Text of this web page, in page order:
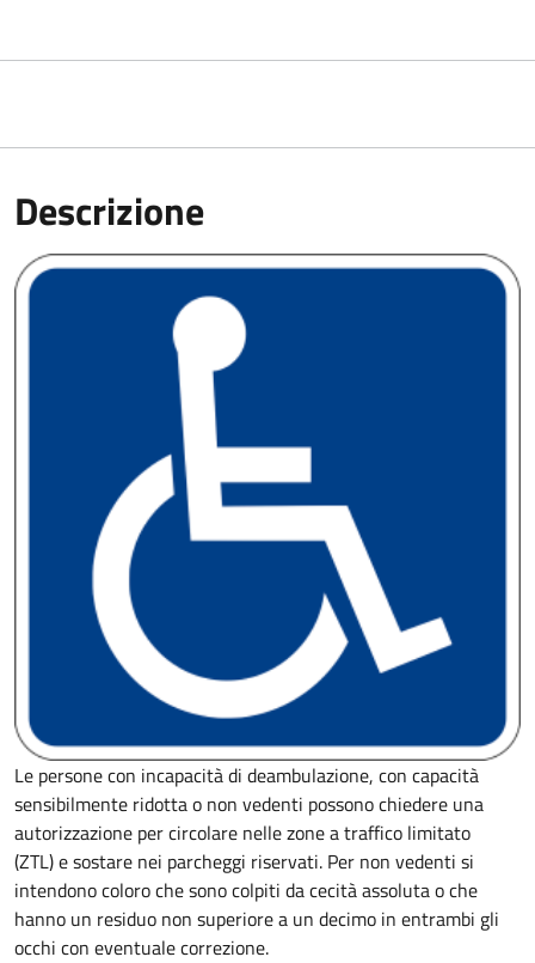
Descrizione
Le persone con incapacità di deambulazione, con capacità
sensibilmente ridotta o non vedenti possono chiedere una
autorizzazione per circolare nelle zone a traffico limitato
(ZTL) e sostare nei parcheggi riservati. Per non vedenti si
intendono coloro che sono colpiti da cecità assoluta o che
hanno un residuo non superiore a un decimo in entrambi gli
occhi con eventuale correzione.